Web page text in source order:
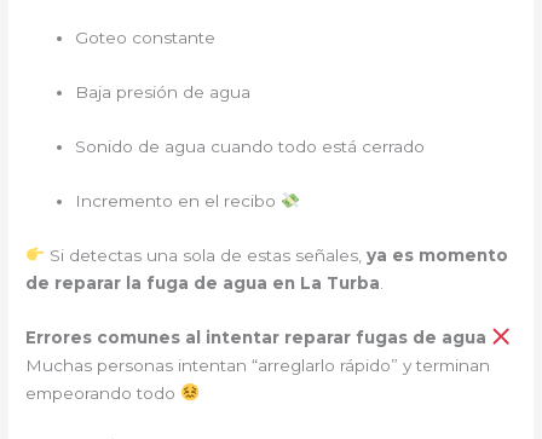
Goteo constante
Baja presión de agua
Sonido de agua cuando todo está cerrado
Incremento en el recibo
Si detectas una sola de estas señales, ya es momento
de reparar la fuga de agua en La Turba
Errores comunes al intentar reparar fugas de agua
Muchas personas intentan “arreglarlo rápido” y terminan
empeorando todo